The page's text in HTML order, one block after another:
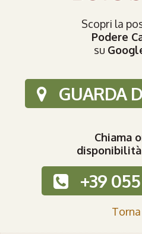
Scopri la
Podere
su
GUARDA
Chiama
+39 055